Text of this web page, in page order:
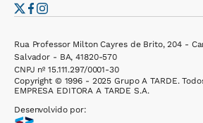
Rua Professor Milton Cayres de Brito, 204 -
Salvador - BA, 41820-570
CNPJ nº 15.111.297/0001-30
Copyright © 1996 - 2025 Grupo A TARDE.
EMPRESA EDITORA A TARDE S.A.
Desenvolvido por: